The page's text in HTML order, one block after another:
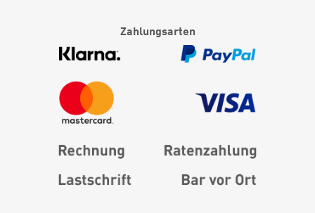
Zahlungsarten